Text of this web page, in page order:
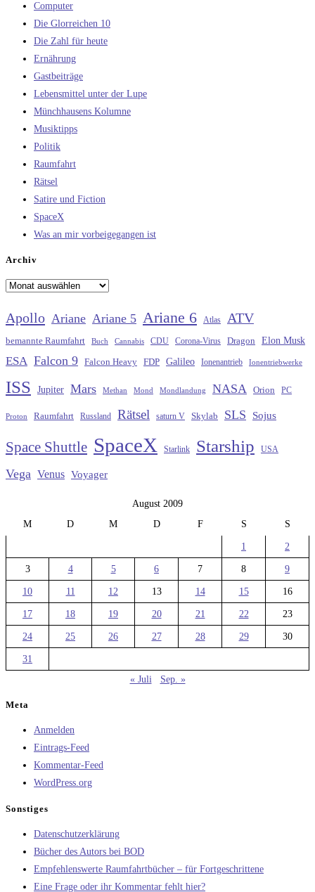
Computer
Die Glorreichen 10
Die Zahl für heute
Ernährung
Gastbeiträge
Lebensmittel unter der Lupe
Münchhausens Kolumne
Musiktipps
Politik
Raumfahrt
Rätsel
Satire und Fiction
SpaceX
Was an mir vorbeigegangen ist
Archiv
Archiv
Apollo Ariane Ariane 5 Ariane 6 Atlas ATV
bemannte Raumfahrt Buch Cannabis CDU Corona-Virus Dragon Elon Musk
ESA Falcon 9 Falcon Heavy FDP Galileo Ionenantrieb Ionentriebwerke
ISS Jupiter Mars Methan Mond Mondlandung NASA Orion PC
Proton Raumfahrt Russland Rätsel saturn V Skylab SLS Sojus
Space Shuttle SpaceX Starlink Starship USA
Vega Venus Voyager
August 2009
M
D M D F S S
1 2
3 4 5 6 7 8 9
10 11 12 13 14 15 16
17 18 19 20 21 22 23
24 25 26 27 28 29 30
31
« Juli
Sep. »
Meta
Anmelden
Eintrags-Feed
Kommentar-Feed
WordPress.org
Sonstiges
Datenschutzerklärung
Bücher des Autors bei BOD
Empfehlenswerte Raumfahrtbücher – für Fortgeschrittene
Eine Frage oder ihr Kommentar fehlt hier?